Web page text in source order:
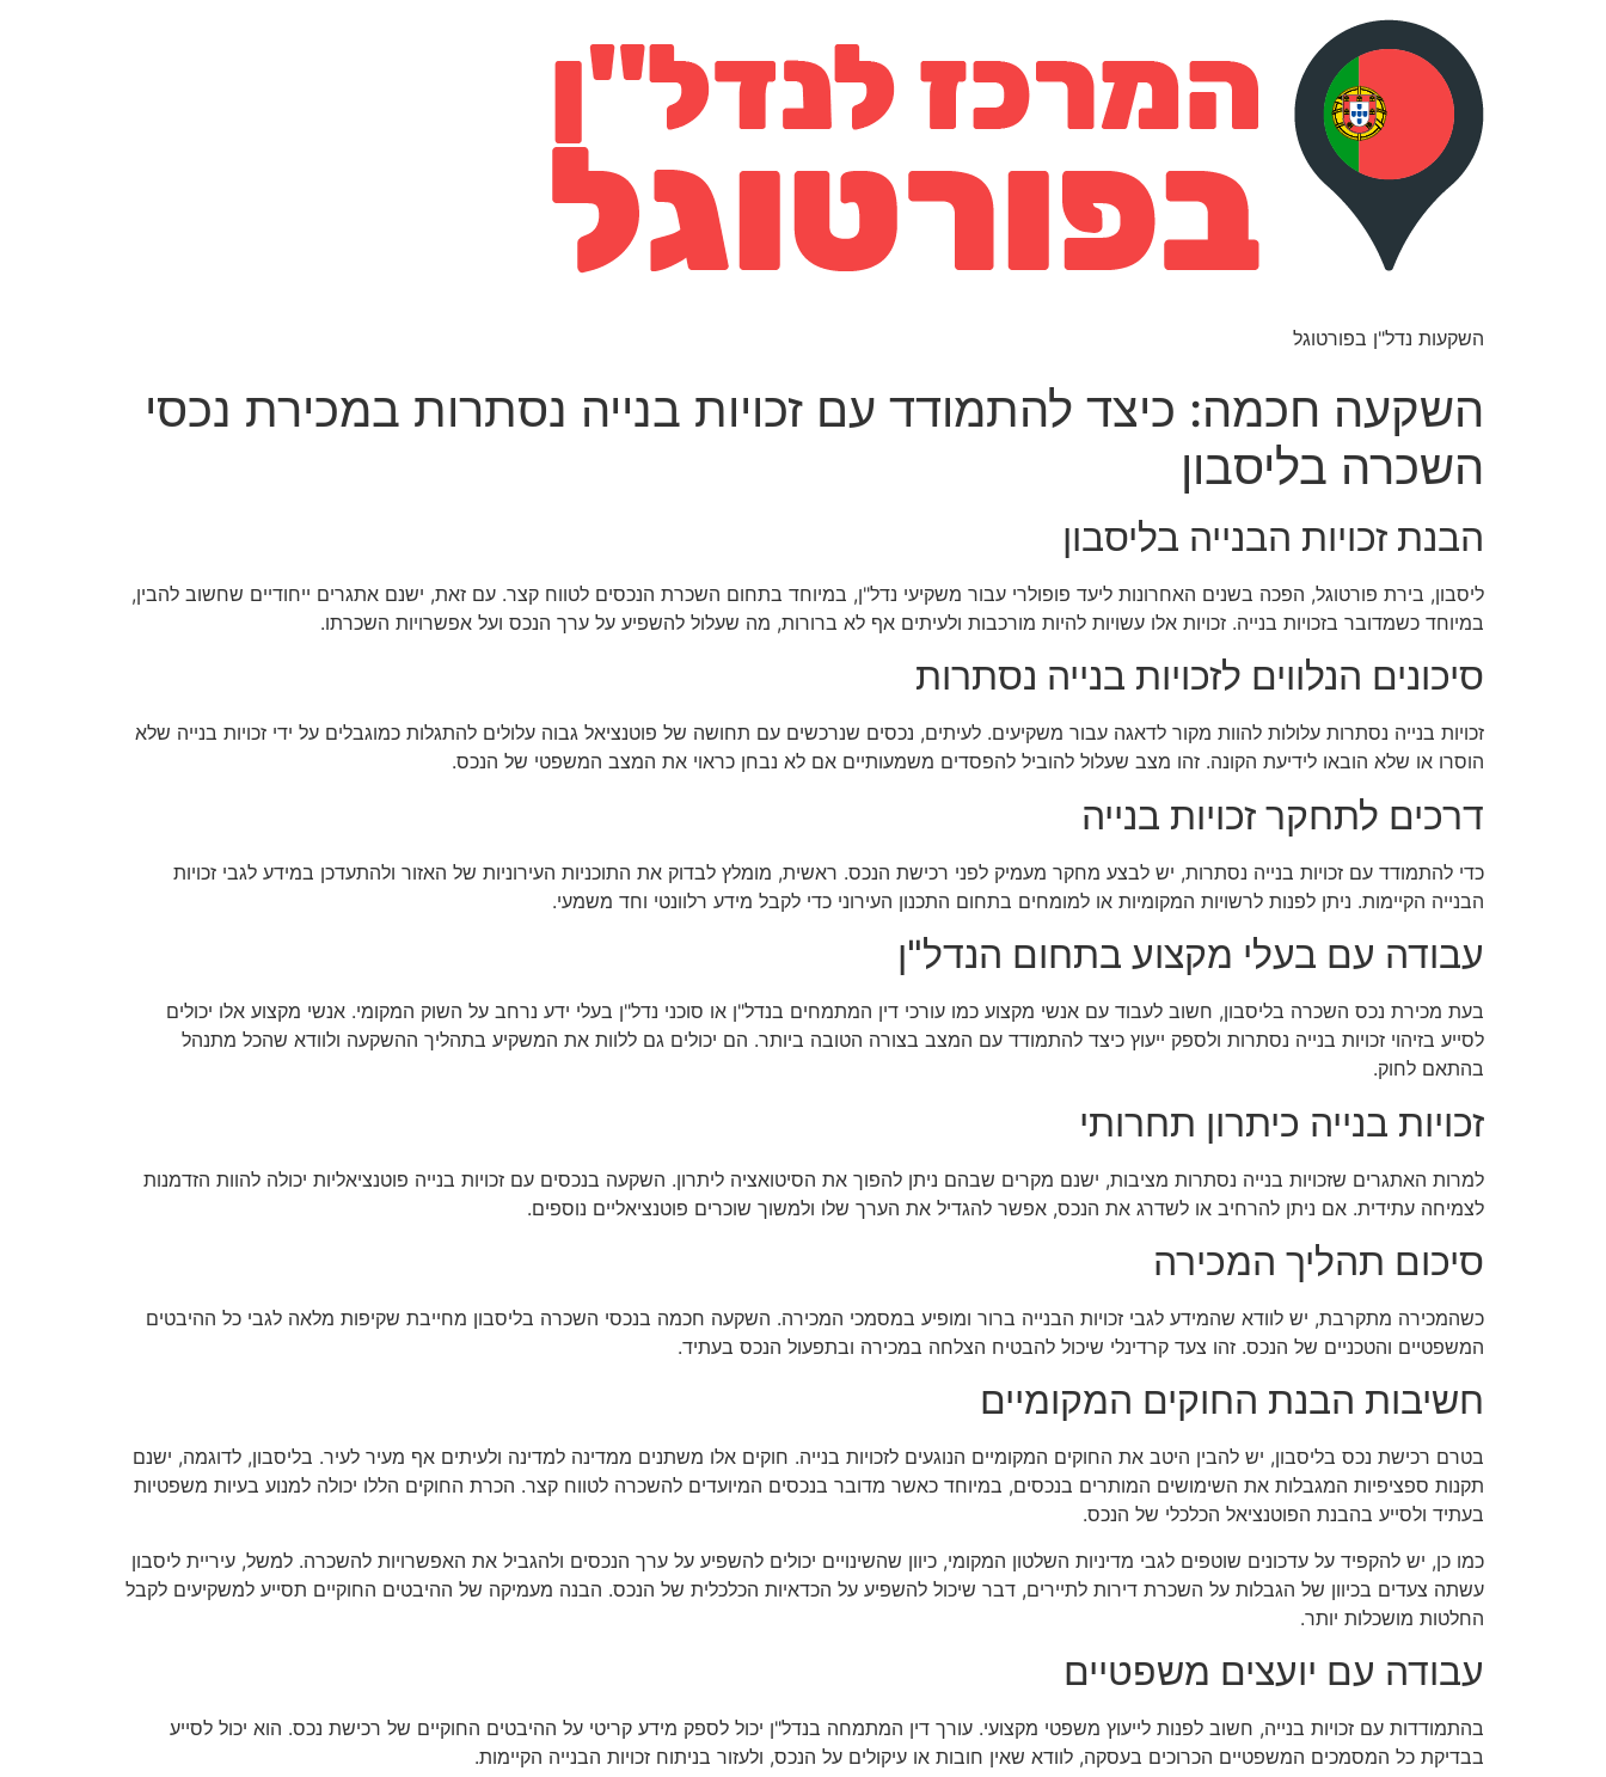
השקעות נדל"ן בפורטוגל
השקעה חכמה: כיצד להתמודד עם זכויות בנייה נסתרות במכירת נכסי
השכרה בליסבון
הבנת זכויות הבנייה בליסבון
ליסבון, בירת פורטוגל, הפכה בשנים האחרונות ליעד פופולרי עבור משקיעי נדל"ן, במיוחד בתחום השכרת הנכסים לטווח קצר. עם זאת, ישנם אתגרים ייחודיים שחשוב להבין,
במיוחד כשמדובר בזכויות בנייה. זכויות אלו עשויות להיות מורכבות ולעיתים אף לא ברורות, מה שעלול להשפיע על ערך הנכס ועל אפשרויות השכרתו.
סיכונים הנלווים לזכויות בנייה נסתרות
זכויות בנייה נסתרות עלולות להוות מקור לדאגה עבור משקיעים. לעיתים, נכסים שנרכשים עם תחושה של פוטנציאל גבוה עלולים להתגלות כמוגבלים על ידי זכויות בנייה שלא
הוסרו או שלא הובאו לידיעת הקונה. זהו מצב שעלול להוביל להפסדים משמעותיים אם לא נבחן כראוי את המצב המשפטי של הנכס.
דרכים לתחקר זכויות בנייה
כדי להתמודד עם זכויות בנייה נסתרות, יש לבצע מחקר מעמיק לפני רכישת הנכס. ראשית, מומלץ לבדוק את התוכניות העירוניות של האזור ולהתעדכן במידע לגבי זכויות
הבנייה הקיימות. ניתן לפנות לרשויות המקומיות או למומחים בתחום התכנון העירוני כדי לקבל מידע רלוונטי וחד משמעי.
עבודה עם בעלי מקצוע בתחום הנדל"ן
בעת מכירת נכס השכרה בליסבון, חשוב לעבוד עם אנשי מקצוע כמו עורכי דין המתמחים בנדל"ן או סוכני נדל"ן בעלי ידע נרחב על השוק המקומי. אנשי מקצוע אלו יכולים
לסייע בזיהוי זכויות בנייה נסתרות ולספק ייעוץ כיצד להתמודד עם המצב בצורה הטובה ביותר. הם יכולים גם ללוות את המשקיע בתהליך ההשקעה ולוודא שהכל מתנהל
בהתאם לחוק.
זכויות בנייה כיתרון תחרותי
למרות האתגרים שזכויות בנייה נסתרות מציבות, ישנם מקרים שבהם ניתן להפוך את הסיטואציה ליתרון. השקעה בנכסים עם זכויות בנייה פוטנציאליות יכולה להוות הזדמנות
לצמיחה עתידית. אם ניתן להרחיב או לשדרג את הנכס, אפשר להגדיל את הערך שלו ולמשוך שוכרים פוטנציאליים נוספים.
סיכום תהליך המכירה
כשהמכירה מתקרבת, יש לוודא שהמידע לגבי זכויות הבנייה ברור ומופיע במסמכי המכירה. השקעה חכמה בנכסי השכרה בליסבון מחייבת שקיפות מלאה לגבי כל ההיבטים
המשפטיים והטכניים של הנכס. זהו צעד קרדינלי שיכול להבטיח הצלחה במכירה ובתפעול הנכס בעתיד.
חשיבות הבנת החוקים המקומיים
בטרם רכישת נכס בליסבון, יש להבין היטב את החוקים המקומיים הנוגעים לזכויות בנייה. חוקים אלו משתנים ממדינה למדינה ולעיתים אף מעיר לעיר. בליסבון, לדוגמה, ישנם
תקנות ספציפיות המגבלות את השימושים המותרים בנכסים, במיוחד כאשר מדובר בנכסים המיועדים להשכרה לטווח קצר. הכרת החוקים הללו יכולה למנוע בעיות משפטיות
בעתיד ולסייע בהבנת הפוטנציאל הכלכלי של הנכס.
כמו כן, יש להקפיד על עדכונים שוטפים לגבי מדיניות השלטון המקומי, כיוון שהשינויים יכולים להשפיע על ערך הנכסים ולהגביל את האפשרויות להשכרה. למשל, עיריית ליסבון
עשתה צעדים בכיוון של הגבלות על השכרת דירות לתיירים, דבר שיכול להשפיע על הכדאיות הכלכלית של הנכס. הבנה מעמיקה של ההיבטים החוקיים תסייע למשקיעים לקבל
החלטות מושכלות יותר.
עבודה עם יועצים משפטיים
בהתמודדות עם זכויות בנייה, חשוב לפנות לייעוץ משפטי מקצועי. עורך דין המתמחה בנדל"ן יכול לספק מידע קריטי על ההיבטים החוקיים של רכישת נכס. הוא יכול לסייע
בבדיקת כל המסמכים המשפטיים הכרוכים בעסקה, לוודא שאין חובות או עיקולים על הנכס, ולעזור בניתוח זכויות הבנייה הקיימות.